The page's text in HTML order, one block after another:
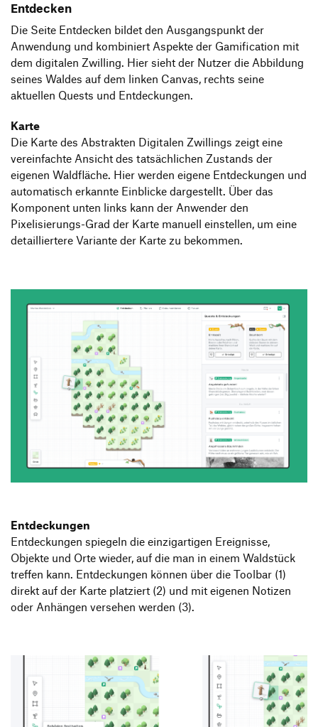
Entdecken
Die Seite Entdecken bildet den Ausgangspunkt der
Anwendung und kombiniert Aspekte der Gamification mit
dem digitalen Zwilling. Hier sieht der Nutzer die Abbildung
seines Waldes auf dem linken Canvas, rechts seine
aktuellen Quests und Entdeckungen.
Karte
Die Karte des Abstrakten Digitalen Zwillings zeigt eine
vereinfachte Ansicht des tatsächlichen Zustands der
eigenen Waldfläche. Hier werden eigene Entdeckungen und
automatisch erkannte Einblicke dargestellt. Über das
Komponent unten links kann der Anwender den
Pixelisierungs-Grad der Karte manuell einstellen, um eine
detailliertere Variante der Karte zu bekommen.
Entdeckungen
Entdeckungen spiegeln die einzigartigen Ereignisse,
Objekte und Orte wieder, auf die man in einem Waldstück
treffen kann. Entdeckungen können über die Toolbar (1)
direkt auf der Karte platziert (2) und mit eigenen Notizen
oder Anhängen versehen werden (3).